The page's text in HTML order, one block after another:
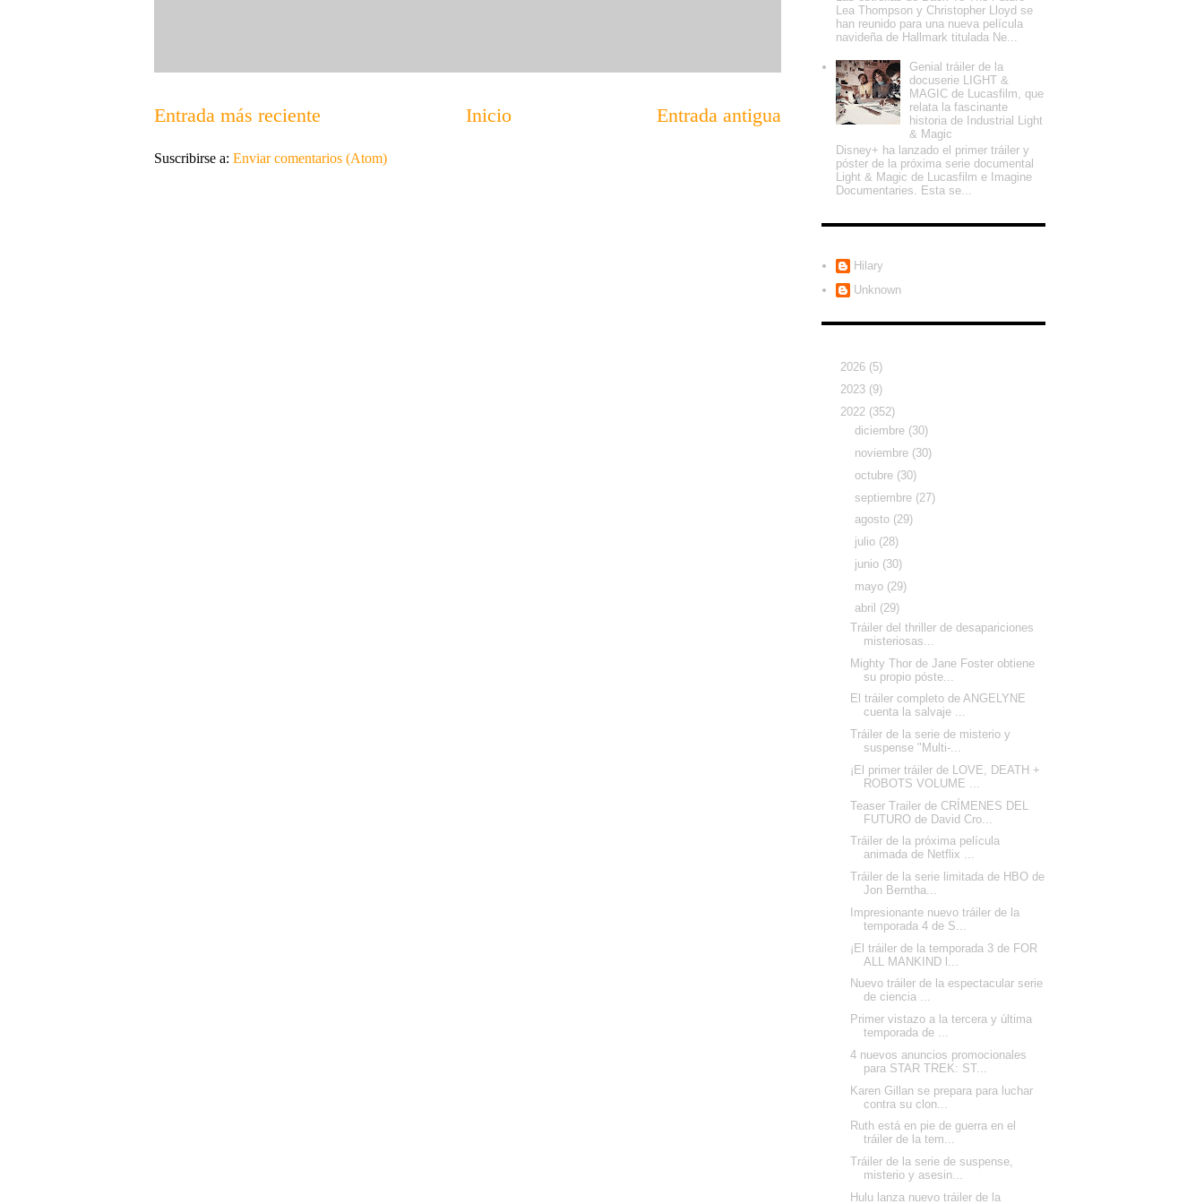
Entrada más reciente Entrada antigua
Inicio
Suscribirse a: Enviar comentarios (Atom)
Lea Thompson y Christopher Lloyd se
han reunido para una nueva película
navideña de Hallmark titulada Ne...
Genial tráiler de la
docuserie LIGHT &
MAGIC de Lucasfilm, que
relata la fascinante
historia de Industrial Light
& Magic
Disney+ ha lanzado el primer tráiler y
póster de la próxima serie documental
Light & Magic de Lucasfilm e Imagine
Documentaries. Esta se...
Hilary
Unknown
2026 (5)
2023 (9)
2022 (352)
diciembre (30)
noviembre (30)
octubre (30)
septiembre (27)
agosto (29)
julio (28)
junio (30)
mayo (29)
abril (29)
Tráiler del thriller de desapariciones
misteriosas...
Mighty Thor de Jane Foster obtiene
su propio póste...
El tráiler completo de ANGELYNE
cuenta la salvaje ...
Tráiler de la serie de misterio y
suspense "Multi-...
¡El primer tráiler de LOVE, DEATH +
ROBOTS VOLUME ...
Teaser Trailer de CRÍMENES DEL
FUTURO de David Cro...
Tráiler de la próxima película
animada de Netflix ...
Tráiler de la serie limitada de HBO de
Jon Berntha...
Impresionante nuevo tráiler de la
temporada 4 de S...
¡El tráiler de la temporada 3 de FOR
ALL MANKIND l...
Nuevo tráiler de la espectacular serie
de ciencia ...
Primer vistazo a la tercera y última
temporada de ...
4 nuevos anuncios promocionales
para STAR TREK: ST...
Karen Gillan se prepara para luchar
contra su clon...
Ruth está en pie de guerra en el
tráiler de la tem...
Tráiler de la serie de suspense,
misterio y asesin...
Hulu lanza nuevo tráiler de la